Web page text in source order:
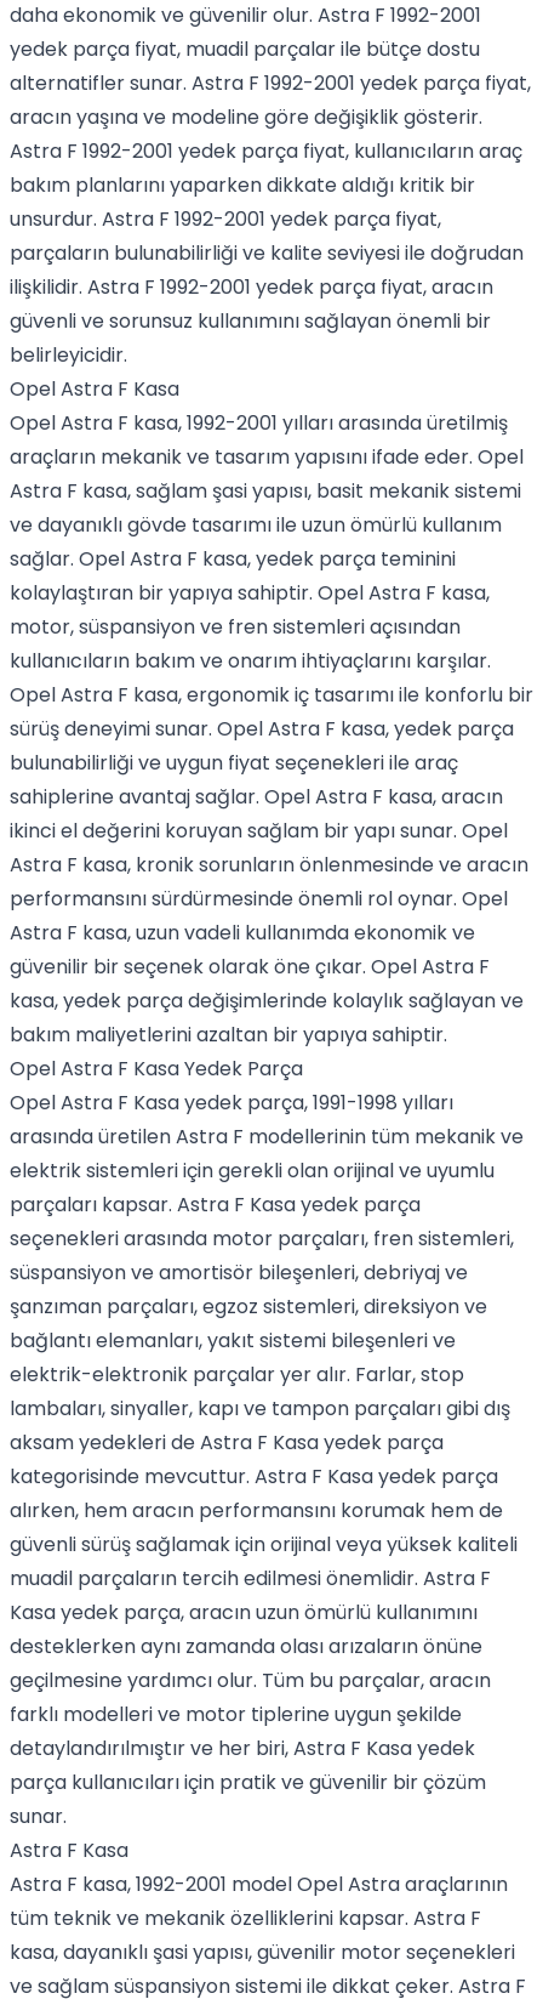
daha ekonomik ve güvenilir olur. Astra F 1992-2001
yedek parça fiyat, muadil parçalar ile bütçe dostu
alternatifler sunar. Astra F 1992-2001 yedek parça fiyat,
aracın yaşına ve modeline göre değişiklik gösterir.
Astra F 1992-2001 yedek parça fiyat, kullanıcıların araç
bakım planlarını yaparken dikkate aldığı kritik bir
unsurdur. Astra F 1992-2001 yedek parça fiyat,
parçaların bulunabilirliği ve kalite seviyesi ile doğrudan
ilişkilidir. Astra F 1992-2001 yedek parça fiyat, aracın
güvenli ve sorunsuz kullanımını sağlayan önemli bir
belirleyicidir.
Opel Astra F Kasa
Opel Astra F kasa, 1992-2001 yılları arasında üretilmiş
araçların mekanik ve tasarım yapısını ifade eder. Opel
Astra F kasa, sağlam şasi yapısı, basit mekanik sistemi
ve dayanıklı gövde tasarımı ile uzun ömürlü kullanım
sağlar. Opel Astra F kasa, yedek parça teminini
kolaylaştıran bir yapıya sahiptir. Opel Astra F kasa,
motor, süspansiyon ve fren sistemleri açısından
kullanıcıların bakım ve onarım ihtiyaçlarını karşılar.
Opel Astra F kasa, ergonomik iç tasarımı ile konforlu bir
sürüş deneyimi sunar. Opel Astra F kasa, yedek parça
bulunabilirliği ve uygun fiyat seçenekleri ile araç
sahiplerine avantaj sağlar. Opel Astra F kasa, aracın
ikinci el değerini koruyan sağlam bir yapı sunar. Opel
Astra F kasa, kronik sorunların önlenmesinde ve aracın
performansını sürdürmesinde önemli rol oynar. Opel
Astra F kasa, uzun vadeli kullanımda ekonomik ve
güvenilir bir seçenek olarak öne çıkar. Opel Astra F
kasa, yedek parça değişimlerinde kolaylık sağlayan ve
bakım maliyetlerini azaltan bir yapıya sahiptir.
Opel Astra F Kasa Yedek Parça
Opel Astra F Kasa yedek parça, 1991-1998 yılları
arasında üretilen Astra F modellerinin tüm mekanik ve
elektrik sistemleri için gerekli olan orijinal ve uyumlu
parçaları kapsar. Astra F Kasa yedek parça
seçenekleri arasında motor parçaları, fren sistemleri,
süspansiyon ve amortisör bileşenleri, debriyaj ve
şanzıman parçaları, egzoz sistemleri, direksiyon ve
bağlantı elemanları, yakıt sistemi bileşenleri ve
elektrik-elektronik parçalar yer alır. Farlar, stop
lambaları, sinyaller, kapı ve tampon parçaları gibi dış
aksam yedekleri de Astra F Kasa yedek parça
kategorisinde mevcuttur. Astra F Kasa yedek parça
alırken, hem aracın performansını korumak hem de
güvenli sürüş sağlamak için orijinal veya yüksek kaliteli
muadil parçaların tercih edilmesi önemlidir. Astra F
Kasa yedek parça, aracın uzun ömürlü kullanımını
desteklerken aynı zamanda olası arızaların önüne
geçilmesine yardımcı olur. Tüm bu parçalar, aracın
farklı modelleri ve motor tiplerine uygun şekilde
detaylandırılmıştır ve her biri, Astra F Kasa yedek
parça kullanıcıları için pratik ve güvenilir bir çözüm
sunar.
Astra F Kasa
Astra F kasa, 1992-2001 model Opel Astra araçlarının
tüm teknik ve mekanik özelliklerini kapsar. Astra F
kasa, dayanıklı şasi yapısı, güvenilir motor seçenekleri
ve sağlam süspansiyon sistemi ile dikkat çeker. Astra F